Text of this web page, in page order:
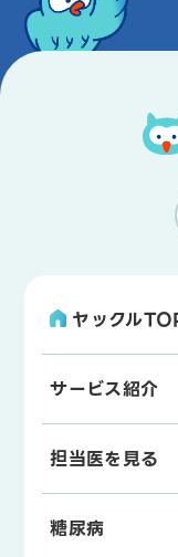
ヤックル
サービス紹介
担当医を見る
糖尿病